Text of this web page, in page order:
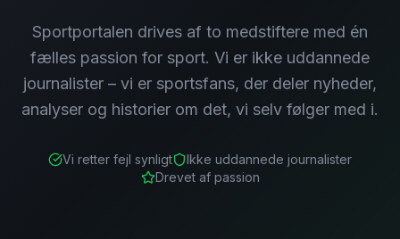
Sportportalen drives af to medstiftere med én
fælles passion for sport. Vi er ikke uddannede
journalister – vi er sportsfans, der deler nyheder,
analyser og historier om det, vi selv følger med i.
Vi retter fejl synligt
Ikke uddannede journalister
Drevet af passion